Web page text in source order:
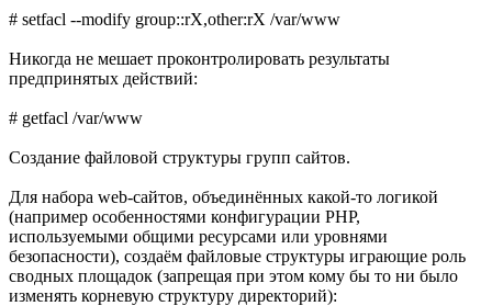
# setfacl --modify group::rX,other:rX /var/www
Никогда не мешает проконтролировать результаты
предпринятых действий:
# getfacl /var/www
Создание файловой структуры групп сайтов.
Для набора web-сайтов, объединённых какой-то логикой
(например особенностями конфигурации PHP,
используемыми общими ресурсами или уровнями
безопасности), создаём файловые структуры играющие роль
сводных площадок (запрещая при этом кому бы то ни было
изменять корневую структуру директорий):